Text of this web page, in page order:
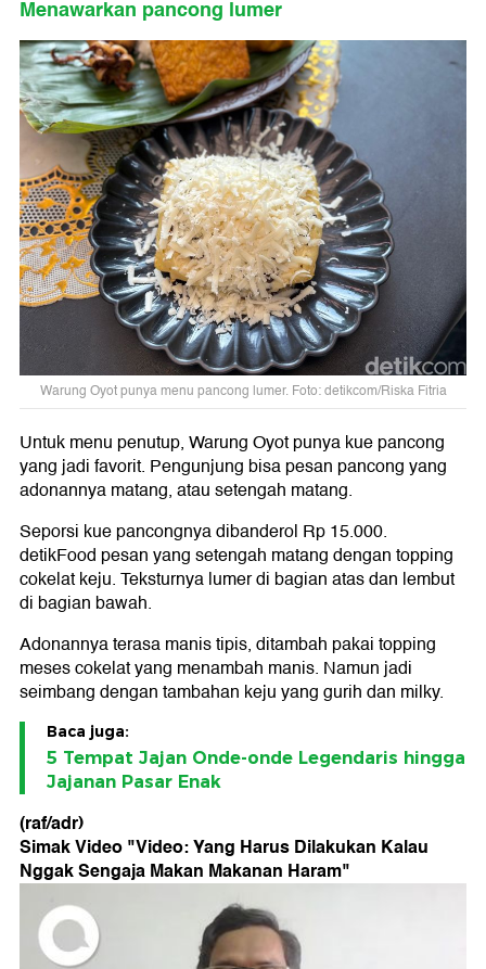
Menawarkan pancong lumer
Warung Oyot punya menu pancong lumer. Foto: detikcom/Riska Fitria
Untuk menu penutup, Warung Oyot punya kue pancong
yang jadi favorit. Pengunjung bisa pesan pancong yang
adonannya matang, atau setengah matang.
Seporsi kue pancongnya dibanderol Rp 15.000.
detikFood pesan yang setengah matang dengan topping
cokelat keju. Teksturnya lumer di bagian atas dan lembut
di bagian bawah.
Adonannya terasa manis tipis, ditambah pakai topping
meses cokelat yang menambah manis. Namun jadi
seimbang dengan tambahan keju yang gurih dan milky.
Baca juga:
5 Tempat Jajan Onde-onde Legendaris hingga
Jajanan Pasar Enak
(raf/adr)
Simak Video "Video: Yang Harus Dilakukan Kalau
Nggak Sengaja Makan Makanan Haram"